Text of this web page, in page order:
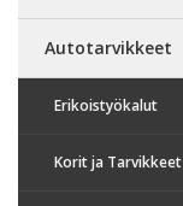
Autotarvikkeet
Erikoistyökalut
Korit ja Tarvikkeet